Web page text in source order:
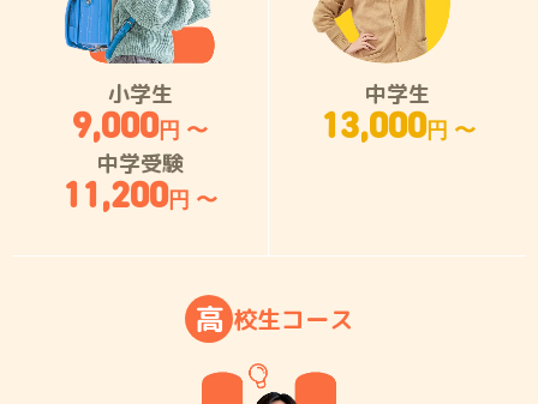
小学生
9,000円 〜
中学受験
11,200円 〜
中学生
13,000円 〜
高 校生コース